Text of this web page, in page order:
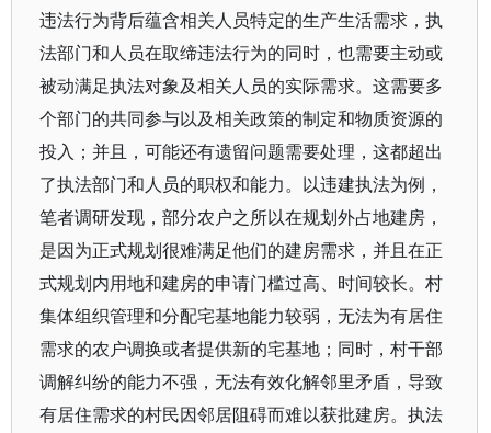
违法行为背后蕴含相关人员特定的生产生活需求，执
法部门和人员在取缔违法行为的同时，也需要主动或
被动满足执法对象及相关人员的实际需求。这需要多
个部门的共同参与以及相关政策的制定和物质资源的
投入；并且，可能还有遗留问题需要处理，这都超出
了执法部门和人员的职权和能力。以违建执法为例，
笔者调研发现，部分农户之所以在规划外占地建房，
是因为正式规划很难满足他们的建房需求，并且在正
式规划内用地和建房的申请门槛过高、时间较长。村
集体组织管理和分配宅基地能力较弱，无法为有居住
需求的农户调换或者提供新的宅基地；同时，村干部
调解纠纷的能力不强，无法有效化解邻里矛盾，导致
有居住需求的村民因邻居阻碍而难以获批建房。执法